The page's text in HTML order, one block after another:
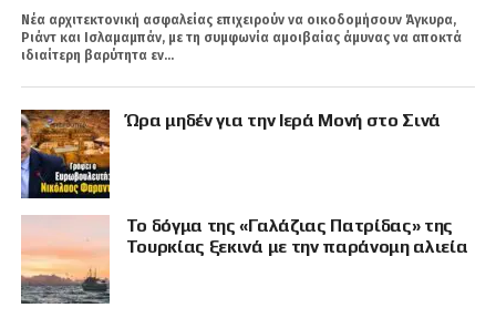
Νέα αρχιτεκτονική ασφαλείας επιχειρούν να οικοδομήσουν Άγκυρα,
Ριάντ και Ισλαμαμπάν, με τη συμφωνία αμοιβαίας άμυνας να αποκτά
ιδιαίτερη βαρύτητα εν...
Ώρα μηδέν για την Ιερά Μονή στο Σινά
Το δόγμα της «Γαλάζιας Πατρίδας» της
Τουρκίας ξεκινά με την παράνομη αλιεία